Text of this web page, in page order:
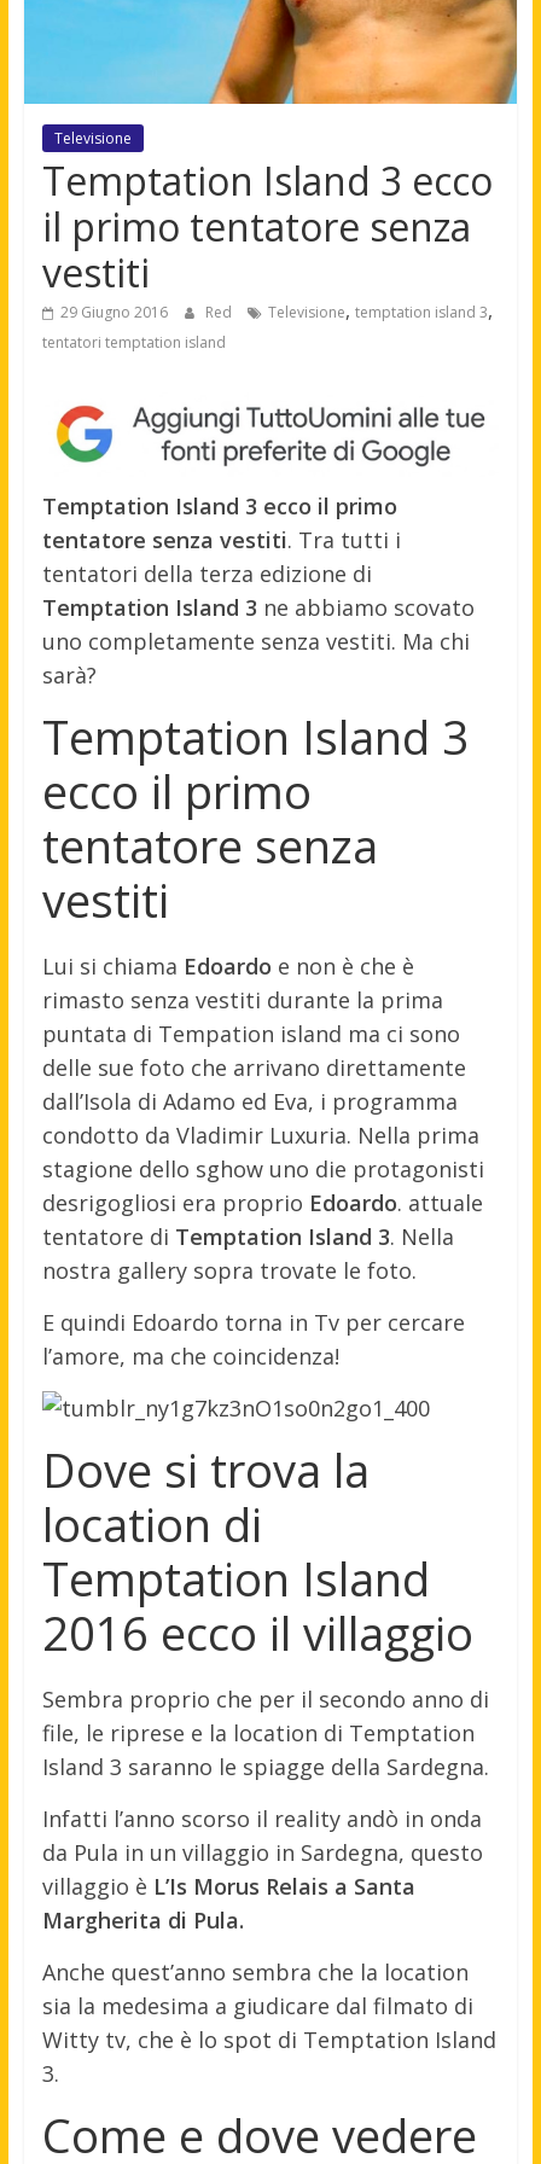
Televisione
Temptation Island 3 ecco
il primo tentatore senza
vestiti
29 Giugno 2016 Red Televisione, temptation island 3,
tentatori temptation island
Temptation Island 3 ecco il primo
tentatore senza vestiti. Tra tutti i
tentatori della terza edizione di
Temptation Island 3 ne abbiamo scovato
uno completamente senza vestiti. Ma chi
sarà?
Temptation Island 3
ecco il primo
tentatore senza
vestiti
Lui si chiama Edoardo e non è che è
rimasto senza vestiti durante la prima
puntata di Tempation island ma ci sono
delle sue foto che arrivano direttamente
dall’Isola di Adamo ed Eva, i programma
condotto da Vladimir Luxuria. Nella prima
stagione dello sghow uno die protagonisti
desrigogliosi era proprio Edoardo. attuale
tentatore di Temptation Island 3. Nella
nostra gallery sopra trovate le foto.
E quindi Edoardo torna in Tv per cercare
l’amore, ma che coincidenza!
Dove si trova la
location di
Temptation Island
2016 ecco il villaggio
Sembra proprio che per il secondo anno di
file, le riprese e la location di Temptation
Island 3 saranno le spiagge della Sardegna.
Infatti l’anno scorso il reality andò in onda
da Pula in un villaggio in Sardegna, questo
villaggio è L’Is Morus Relais a Santa
Margherita di Pula.
Anche quest’anno sembra che la location
sia la medesima a giudicare dal filmato di
Witty tv, che è lo spot di Temptation Island
3.
Come e dove vedere